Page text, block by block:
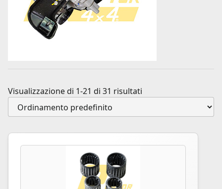
Visualizzazione di 1-21 di 31 risultati